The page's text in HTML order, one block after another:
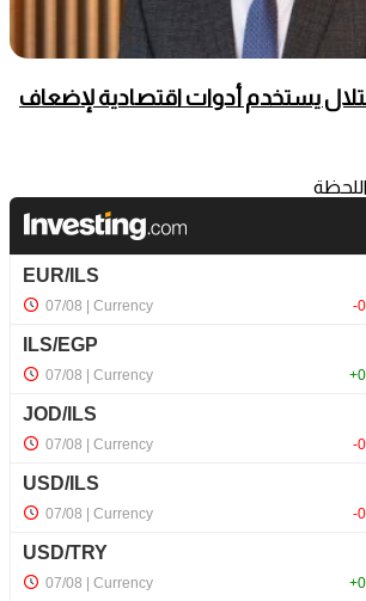
يستخدم أدوات اقتصادية لإضعاف